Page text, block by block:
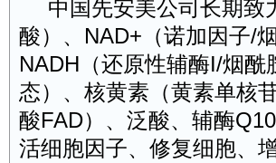
中国先安美公司长期致
酸）、 NAD+ （诺加因子/
NADH （还原性辅酶I/烟酰
态）、核黄素（黄素单核
酸FAD）、泛酸、辅酶Q10
活细胞因子、修复细胞、